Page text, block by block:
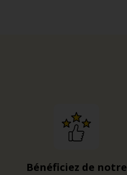
Bénéficiez de notre